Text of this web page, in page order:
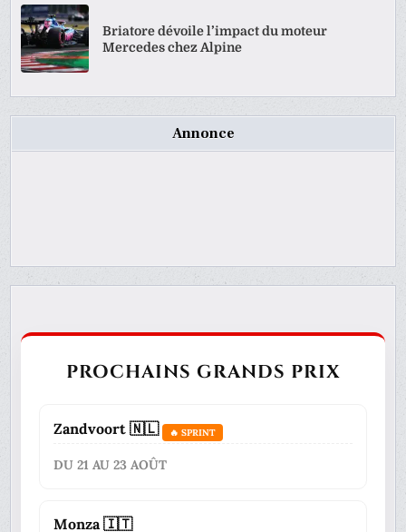
Briatore dévoile l’impact du moteur
Mercedes chez Alpine
Annonce
PROCHAINS GRANDS PRIX
Zandvoort 🇳🇱 🔥 SPRINT
DU 21 AU 23 AOÛT
Monza 🇮🇹